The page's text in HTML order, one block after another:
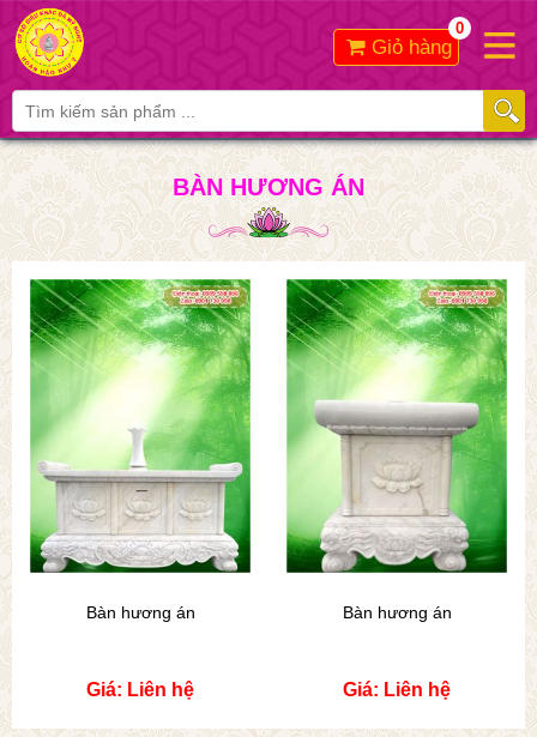
Giỏ hàng
0
BÀN HƯƠNG ÁN
Bàn hương án
Giá: Liên hệ
Bàn hương án
Giá: Liên hệ